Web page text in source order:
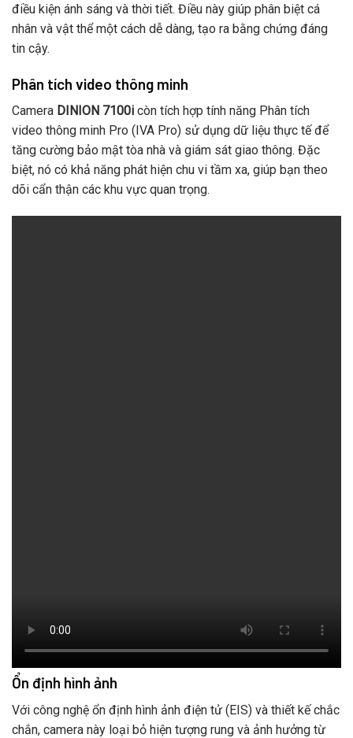
điều kiện ánh sáng và thời tiết. Điều này giúp phân biệt cá
nhân và vật thể một cách dễ dàng, tạo ra bằng chứng đáng
tin cậy.
Phân tích video thông minh
Camera DINION 7100i còn tích hợp tính năng Phân tích
video thông minh Pro (IVA Pro) sử dụng dữ liệu thực tế để
tăng cường bảo mật tòa nhà và giám sát giao thông. Đặc
biệt, nó có khả năng phát hiện chu vi tầm xa, giúp bạn theo
dõi cẩn thận các khu vực quan trọng.
Ổn định hình ảnh
Với công nghệ ổn định hình ảnh điện tử (EIS) và thiết kế chắc
chắn, camera này loại bỏ hiện tượng rung và ảnh hưởng từ